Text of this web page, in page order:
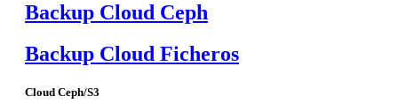
Backup Cloud Ceph
Backup Cloud Ficheros
Cloud Ceph/S3